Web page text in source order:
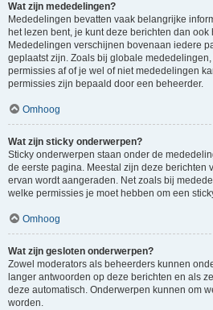
Wat zijn mededelingen?
Mededelingen bevatten vaak belangrijke
het lezen bent, je kunt deze berichten dan
Mededelingen verschijnen bovenaan iedere
geplaatst zijn. Zoals bij globale
permissies af of je wel of niet mededelingen
permissies zijn bepaald door een beheerder.
Omhoog
Wat zijn sticky onderwerpen?
Sticky onderwerpen staan onder de
de eerste pagina. Meestal zijn deze berichten
ervan wordt aangeraden. Net zoals bij
welke permissies je moet hebben om een
Omhoog
Wat zijn gesloten onderwerpen?
Zowel moderators als beheerders kunnen
langer antwoorden op deze berichten en als
deze automatisch. Onderwerpen kunnen om
worden.